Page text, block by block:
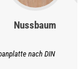
Nussbaum
nach DIN